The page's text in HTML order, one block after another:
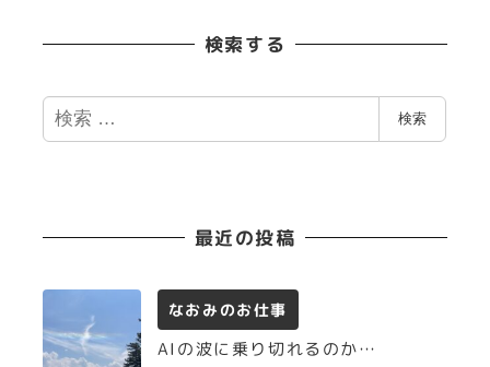
検索する
検
索
検索
最近の投稿
なおみのお仕事
AIの波に乗り切れるのか…